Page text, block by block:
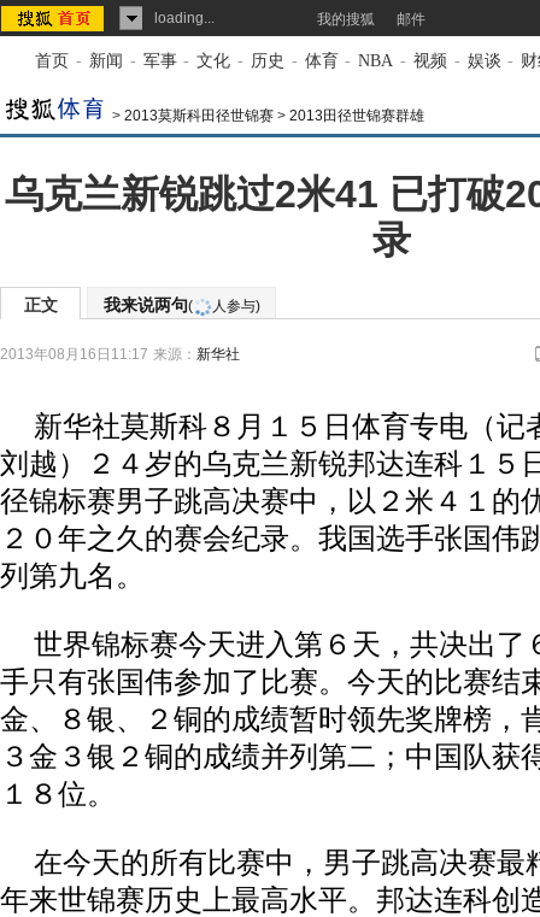
loading... 我的搜狐 邮件
首页 - 新闻 - 军事 - 文化 - 历史 - 体育 - NBA - 视频 - 娱谈 -
> 2013莫斯科田径世锦赛 > 2013田径世锦赛群雄
乌克兰新锐跳过2米41 已打破
录
正文 我来说两句( 人参与)
2013年08月16日11:17 来源： 新华社
新华社莫斯科８月１５日体育专电（记
刘越）２４岁的乌克兰新锐邦达连科１５
径锦标赛男子跳高决赛中，以２米４１的
２０年之久的赛会纪录。我国选手张国伟
列第九名。
世界锦标赛今天进入第６天，共决出了
手只有张国伟参加了比赛。今天的比赛结
金、８银、２铜的成绩暂时领先奖牌榜，
３金３银２铜的成绩并列第二；中国队获
１８位。
在今天的所有比赛中，男子跳高决赛最
年来世锦赛历史上最高水平。邦达连科创